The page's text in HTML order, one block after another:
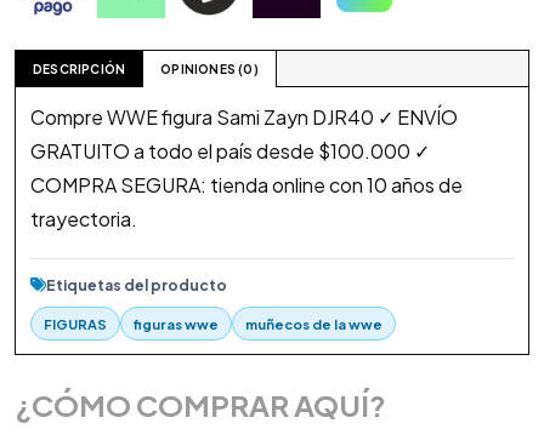
DESCRIPCIÓN OPINIONES (0)
Compre WWE figura Sami Zayn DJR40 ✓ ENVÍO
GRATUITO a todo el país desde $100.000 ✓
COMPRA SEGURA: tienda online con 10 años de
trayectoria.
Etiquetas del producto
FIGURAS figuras wwe muñecos de la wwe
¿CÓMO COMPRAR AQUÍ?